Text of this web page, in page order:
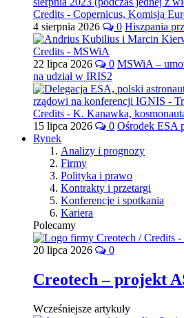
4 sierpnia 2026 0 Hiszpania
22 lipca 2026 0 MSWiA –
na udział w IRIS2
15 lipca 2026 0 Ośrodek ESA
Rynek
Analizy i prognozy
Firmy
Polityka i prawo
Kontrakty i przetargi
Konferencje i spotkania
Kariera
Polecamy
20 lipca 2026 0
Creotech – projekt
Wcześniejsze artykuły